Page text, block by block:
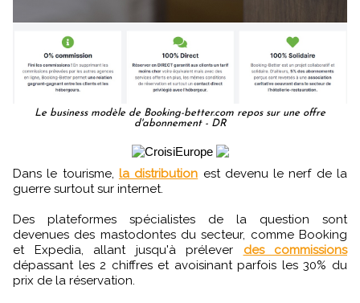
Le business modèle de Booking-better.com repos sur une offre
d'abonnement - DR
Dans le tourisme, la distribution est devenu le nerf de la
guerre surtout sur internet.
Des plateformes spécialistes de la question sont
devenues des mastodontes du secteur, comme Booking
et Expedia, allant jusqu'à prélever des commissions
dépassant les 2 chiffres et avoisinant parfois les 30% du
prix de la réservation.